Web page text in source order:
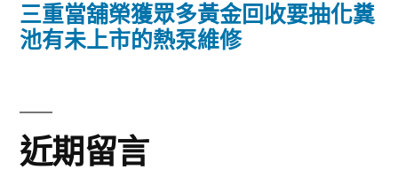
三重當舖榮獲眾多黃金回收要抽化糞
池有未上市的熱泵維修
近期留言